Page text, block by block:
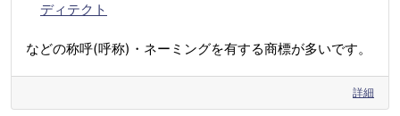
ディテクト
などの称呼(呼称)・ネーミングを有する商標が多いです。
詳細